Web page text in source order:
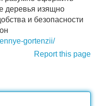
деревья изящно
и безопасности
gortenzii/
Report this page